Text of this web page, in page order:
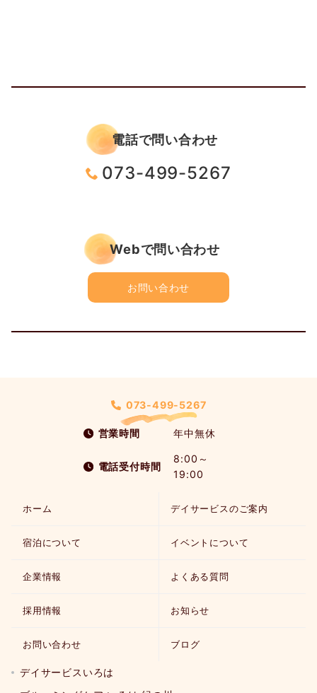
電話で問い合わせ
073-499-5267
Webで問い合わせ
お問い合わせ
073-499-5267
営業時間 年中無休
電話受付時間
8:00～
19:00
ホーム デイサービスのご案内
宿泊について イベントについて
企業情報 よくある質問
採用情報 お知らせ
お問い合わせ ブログ
デイサービスいろは